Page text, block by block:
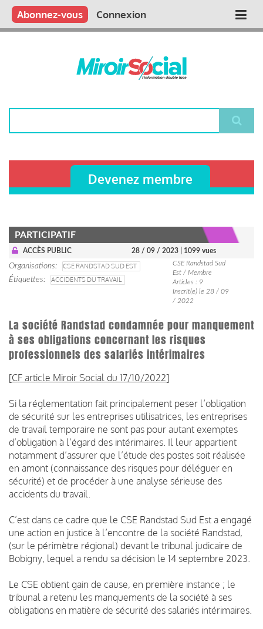
Aller
contenu
Main
Qui sommes nous ?
Vous publiez
Nous publions
Contactez-nous
Abonnez-vous Connexion
Devenez membre
PARTICIPATIF
ACCÈS PUBLIC 28 / 09 / 2023 | 1099 vues
Organisations
CSE RANDSTAD SUD EST
Étiquettes
ACCIDENTS DU TRAVAIL
CSE Randstad Sud
Est / Membre
Articles : 9
Inscrit(e) le 28 / 09
/ 2022
La société Randstad condamnée pour manquement
à ses obligations concernant les risques
professionnels des salariés intérimaires
[CF article Miroir Social du 17/10/2022]
Si la réglementation fait principalement peser l’obligation
de sécurité sur les entreprises utilisatrices, les entreprises
de travail temporaire ne sont pas pour autant exemptes
d’obligation à l’égard des intérimaires. Il leur appartient
notamment d’assurer que l’étude des postes soit réalisée
en amont (connaissance des risques pour déléguer en
sécurité) et de procéder à une analyse sérieuse des
accidents du travail.
C’est dans ce cadre que le CSE Randstad Sud Est a engagé
une action en justice à l’encontre de la société Randstad,
(sur le périmètre régional) devant le tribunal judicaire de
Bobigny, lequel a rendu sa décision le 14 septembre 2023.
Le CSE obtient gain de cause, en première instance ; le
tribunal a retenu les manquements de la société à ses
obligations en matière de sécurité des salariés intérimaires.